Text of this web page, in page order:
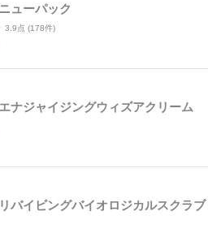
ューパック
3.9点 (178件)
ナジャイジングウィズアクリーム
バイビングバイオロジカルスクラブ